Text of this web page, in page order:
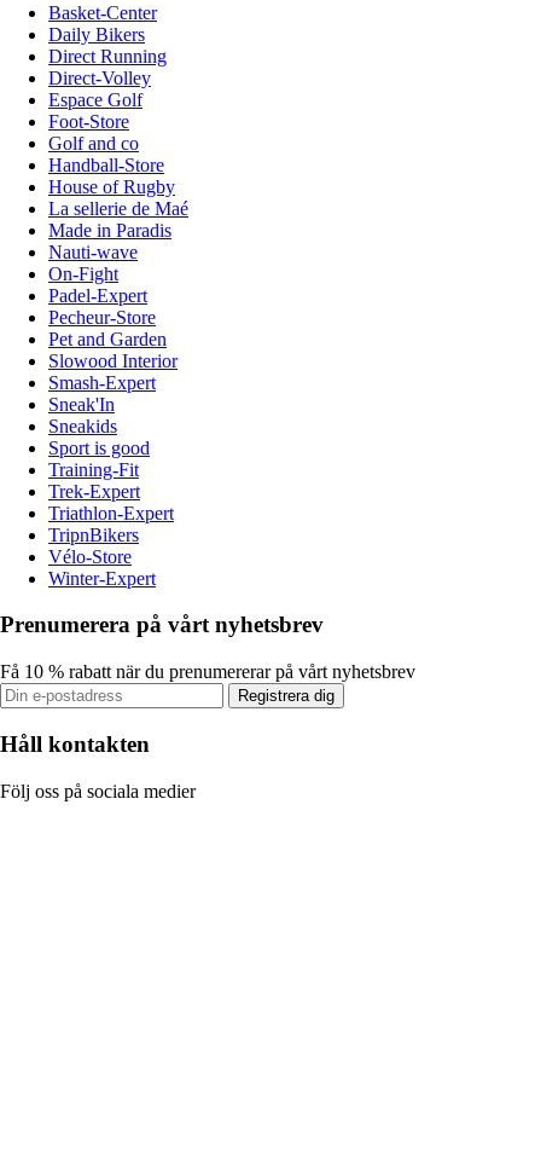
Basket-Center
Daily Bikers
Direct Running
Direct-Volley
Espace Golf
Foot-Store
Golf and co
Handball-Store
House of Rugby
La sellerie de Maé
Made in Paradis
Nauti-wave
On-Fight
Padel-Expert
Pecheur-Store
Pet and Garden
Slowood Interior
Smash-Expert
Sneak'In
Sneakids
Sport is good
Training-Fit
Trek-Expert
Triathlon-Expert
TripnBikers
Vélo-Store
Winter-Expert
Prenumerera på vårt nyhetsbrev
Få 10 % rabatt när du prenumererar på vårt nyhetsbrev
Registrera dig
Håll kontakten
Följ oss på sociala medier